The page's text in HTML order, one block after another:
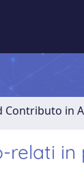
Contributo in
relati